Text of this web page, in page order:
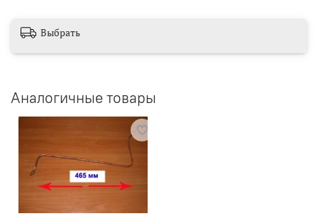
Выбрать
Аналогичные товары